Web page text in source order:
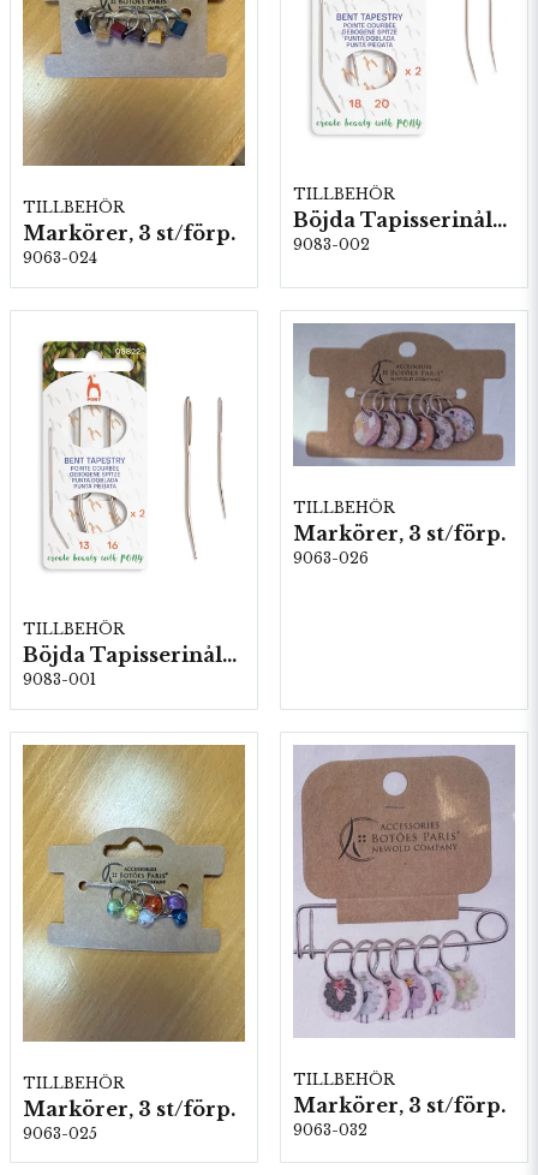
TILLBEHÖR
Markörer, 3 st/förp.
9063-024
TILLBEHÖR
Böjda Tapisserinålar, Stl: 18 & 20, 5 kartor/fp. (05823)
9083-002
TILLBEHÖR
Böjda Tapisserinålar, Stl: 13 & 16, 5 kartor/fp. (05822)
9083-001
TILLBEHÖR
Markörer, 3 st/förp.
9063-026
TILLBEHÖR
Markörer, 3 st/förp.
9063-025
TILLBEHÖR
Markörer, 3 st/förp.
9063-032